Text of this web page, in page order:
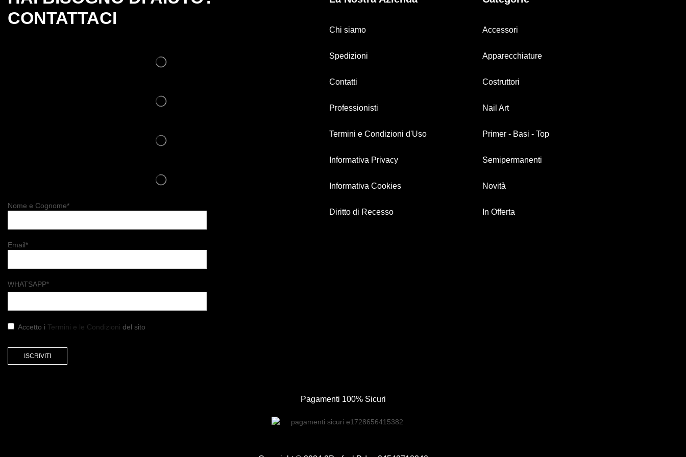
CONTATTACI
Nome e Cognome*
Email*
WHATSAPP*
Accetto i Termini e le Condizioni del sito
Chi siamo
Spedizioni
Contatti
Professionisti
Termini e Condizioni d'Uso
Informativa Privacy
Informativa Cookies
Diritto di Recesso
Accessori
Apparecchiature
Costruttori
Nail Art
Primer - Basi - Top
Semipermanenti
Novità
In Offerta
Pagamenti 100% Sicuri